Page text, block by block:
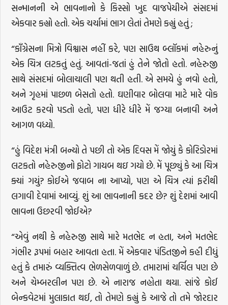
સન્માનની એ ભાવનાનો કે કિસ્સો ખુદ વાજપેયીએ સંસદમાં
એકવાર કહ્યો હતો. એક ચર્ચામાં ભાગ લેતાં તેમણે કહ્યું હતું ;
“કાઁગ્રેસના મિત્રો વિશ્વાસ નહીં કરે, પણ સાઉથ બ્લૉકમાં નહેરુનું
એક ચિત્ર લટકતું હતું. આવતાં-જતાં હું તેને જોતો હતો. નહેરુજી
સાથે સંસદમાં બોલાચાલી પણ થતી હતી. એ સમયે હું નવો હતો,
અને ગૃહમાં પાછળ બેસતો હતો. ઘણીવાર બોલવા માટે મારે વોક
આઉટ કરવો પડતો હતો, પણ ધીરે ધીરે મેં જગ્યા બનાવી અને
આગળ વધ્યો.
“હું વિદેશ મંત્રી બન્યો તે પછી તો એક દિવસ મેં જોયું કે કોરિડોરમાં
લટકતો નહેરુજીનો ફોટો ગાયબ થઇ ગયો છે. મેં પૂછ્યું કે આ ચિત્ર
ક્યાં ગયું? કોઈએ જવાબ ના આપ્યો, પણ એ ચિત્ર ત્યાં ફરીથી
લગાવી દેવામાં આવ્યું. શું આ ભાવનાની કદર છે? શું દેશમાં આવી
ભાવના ઉછરવી જોઈએ?
“એવું નથી કે નહેરુજી સાથે મારે મતભેદ ન હતા, અને મતભેદ
ગંભીર રૂપમાં બહાર આવતા હતા. મેં એકવાર પંડિતજીને કહી દીધું
હતું કે તમારું વ્યક્તિત્વ ભેળસેળવાળું છે. તમારામાં ચર્ચિલ પણ છે
અને ચેમ્બરલીન પણ છે. એ નારાજ નહોતા થયા. સાંજે કોઈ
બેન્કવેટમાં મુલાકાત થઈ, તો તેમણે કહ્યું કે આજે તો તમે જોરદાર